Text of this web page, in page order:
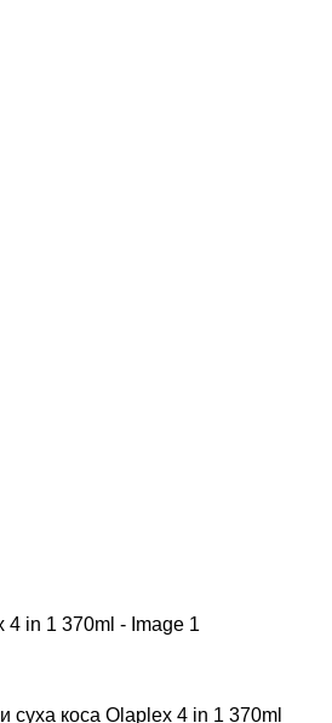
суха коса Olaplex 4 in 1 370ml